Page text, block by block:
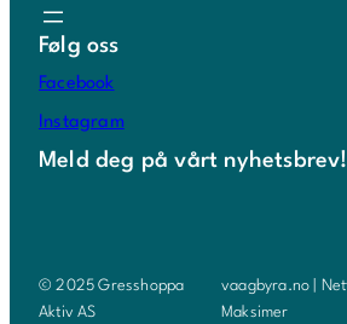
Følg oss
Facebook
Instagram
Meld deg på vårt nyhetsbrev!
© 2025 Gresshoppa
Aktiv AS
vaagbyra.no |
Maksimer